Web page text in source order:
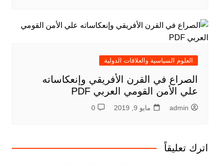
العلوم السياسية والعلاقات الدولية
الصراع في القرن الأفريقي وإنعكاساته
علي الأمن القومي العربي PDF
admin مايو 9, 2019 0
اترك تعليقاً